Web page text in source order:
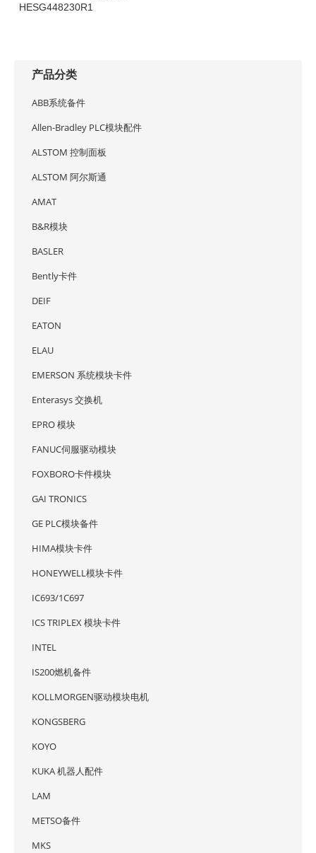
HESG448230R1
产品分类
ABB系统备件
Allen-Bradley PLC模块配件
ALSTOM 控制面板
ALSTOM 阿尔斯通
AMAT
B&R模块
BASLER
Bently卡件
DEIF
EATON
ELAU
EMERSON 系统模块卡件
Enterasys 交换机
EPRO 模块
FANUC伺服驱动模块
FOXBORO卡件模块
GAI TRONICS
GE PLC模块备件
HIMA模块卡件
HONEYWELL模块卡件
IC693/1C697
ICS TRIPLEX 模块卡件
INTEL
IS200燃机备件
KOLLMORGEN驱动模块电机
KONGSBERG
KOYO
KUKA 机器人配件
LAM
METSO备件
MKS